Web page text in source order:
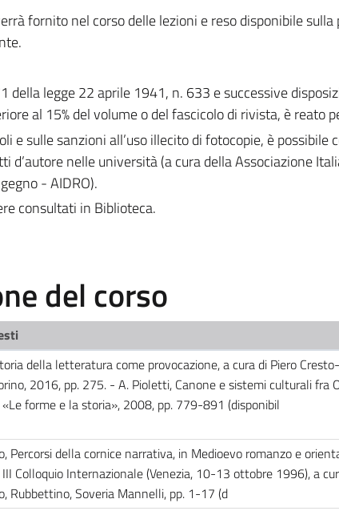
fornito nel corso delle lezioni e reso disponibile
della legge 22 aprile 1941, n. 633 e successive
al 15% del volume o del fascicolo di rivista, è reato
e sulle sanzioni all’uso illecito di fotocopie, è possibile
d’autore nelle università (a cura della Associazione
- AIDRO).
consultati in Biblioteca.
del corso
della letteratura come provocazione, a cura di Piero
2016, pp. 275. - A. Pioletti, Canone e sistemi culturali fra
forme e la storia», 2008, pp. 779-891 (disponibil
Percorsi della cornice narrativa, in Medioevo romanzo e
Colloquio Internazionale (Venezia, 10-13 ottobre 1996), a
Rubbettino, Soveria Mannelli, pp. 1-17 (d